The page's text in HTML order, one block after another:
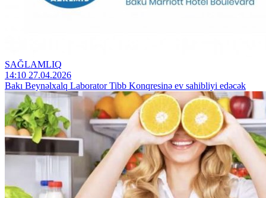
SAĞLAMLIQ
14:10 27.04.2026
Bakı Beynəlxalq Laborator Tibb Konqresinə ev sahibliyi edəcək